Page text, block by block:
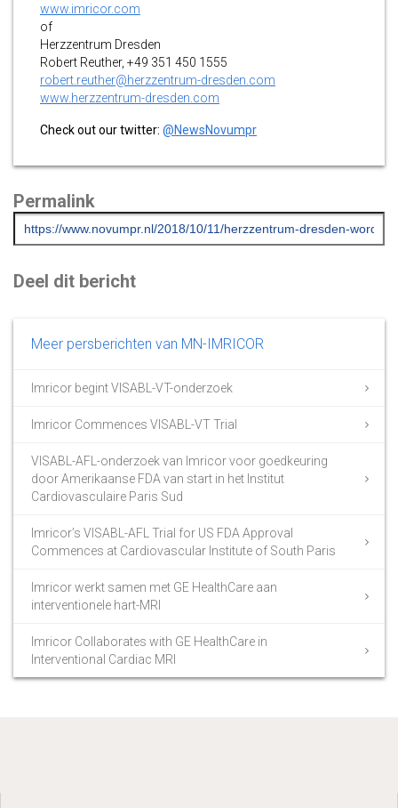
www.imricor.com
of
Herzzentrum Dresden
Robert Reuther, +49 351 450 1555
robert.reuther@herzzentrum-dresden.com
www.herzzentrum-dresden.com
Check out our twitter: @NewsNovumpr
Permalink
Deel dit bericht
Meer persberichten van MN-IMRICOR
Imricor begint VISABL-VT-onderzoek
Imricor Commences VISABL-VT Trial
VISABL-AFL-onderzoek van Imricor voor goedkeuring
door Amerikaanse FDA van start in het Institut
Cardiovasculaire Paris Sud
Imricor’s VISABL-AFL Trial for US FDA Approval
Commences at Cardiovascular Institute of South Paris
Imricor werkt samen met GE HealthCare aan
interventionele hart-MRI
Imricor Collaborates with GE HealthCare in
Interventional Cardiac MRI